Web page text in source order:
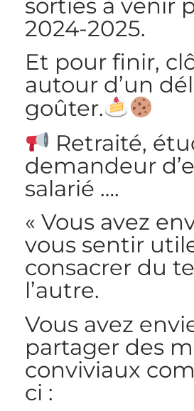
sorties à venir
2024-2025.
Et pour finir,
autour d’un
goûter.
Retraité,
demandeur
salarié ….
« Vous avez
vous sentir
consacrer du
l’autre.
Vous avez
partager des
conviviaux
ci :